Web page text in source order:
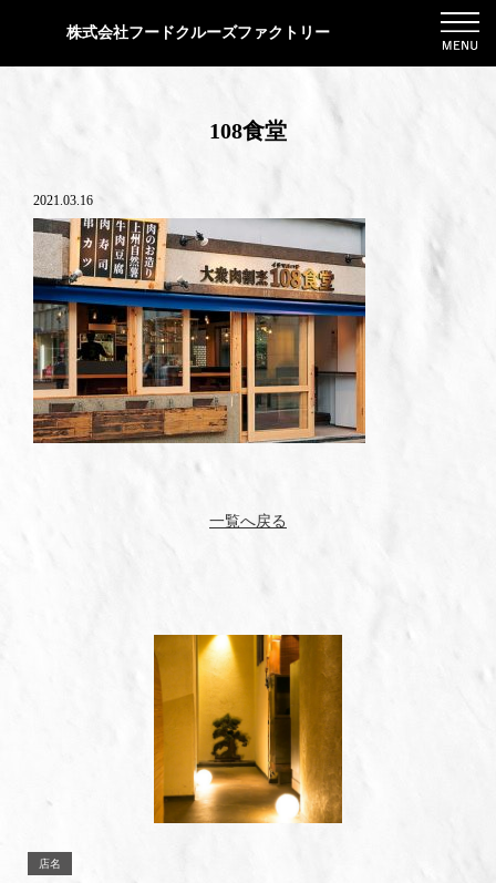
株式会社フードクルーズファクトリー
108食堂
2021.03.16
一覧へ戻る
店名